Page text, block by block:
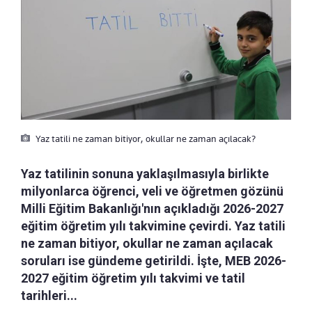
Yaz tatili ne zaman bitiyor, okullar ne zaman açılacak?
Yaz tatilinin sonuna yaklaşılmasıyla birlikte
milyonlarca öğrenci, veli ve öğretmen gözünü
Milli Eğitim Bakanlığı'nın açıkladığı 2026-2027
eğitim öğretim yılı takvimine çevirdi. Yaz tatili
ne zaman bitiyor, okullar ne zaman açılacak
soruları ise gündeme getirildi. İşte, MEB 2026-
2027 eğitim öğretim yılı takvimi ve tatil
tarihleri...